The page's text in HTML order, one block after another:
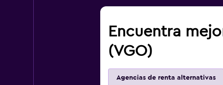
Encuentra
(VGO)
Agencias de renta alternativas